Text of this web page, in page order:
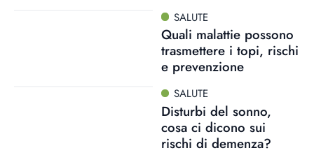
SALUTE
Quali malattie possono
trasmettere i topi, rischi
e prevenzione
SALUTE
Disturbi del sonno,
cosa ci dicono sui
rischi di demenza?